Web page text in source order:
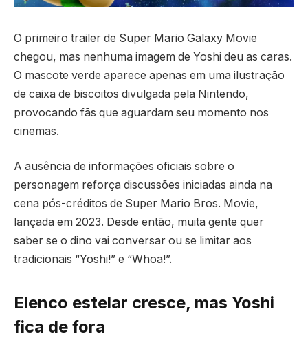
O primeiro trailer de Super Mario Galaxy Movie
chegou, mas nenhuma imagem de Yoshi deu as caras.
O mascote verde aparece apenas em uma ilustração
de caixa de biscoitos divulgada pela Nintendo,
provocando fãs que aguardam seu momento nos
cinemas.
A ausência de informações oficiais sobre o
personagem reforça discussões iniciadas ainda na
cena pós-créditos de Super Mario Bros. Movie,
lançada em 2023. Desde então, muita gente quer
saber se o dino vai conversar ou se limitar aos
tradicionais “Yoshi!” e “Whoa!”.
Elenco estelar cresce, mas Yoshi
fica de fora